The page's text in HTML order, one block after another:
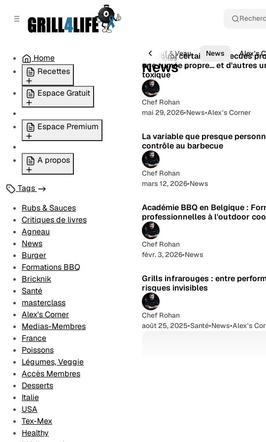
Home
Recettes
Recettes Santé
Porc
Volailles
Poissons
Accompagnements /
Légumes
Pains-patisserie-
Rubs & Sauces
Desserts
Espace Gratuit
S'inscrire Gratuitement
Lexique
Espace Premium
Se connecter
Les Masterclasses
Les Recettes Santé
privées
A propos
Les livres de Chef
Rohan
Presse
Les Formations
Contact
Méthodologie
éditoriale
Tags
Rubs & Sauces
Critiques de livres
Agneau
News
Burger
Formations BBQ
Bricknik
Santé
masterclass
Alex's Corner
Medias-Membres
France
Poissons
Légumes, Veggie
Accès Membres
Desserts
Italie
USA
Tex-Mex
Healthy
Critiques de livres Boeuf & Veau News Alex's
45 articles
News
Pourquoi certains barbecues
une fumée propre… et d'autres
toxique
Chef Rohan
mai 29, 2026•News•Alex's Corner
La variable que presque
contrôle au barbecue
Chef Rohan
mars 12, 2026•News
Académie BBQ en Belgique :
professionnelles à l'outdoor
Chef Rohan
févr. 3, 2026•News
Grills infrarouges : entre
risques invisibles
Chef Rohan
août 25, 2025•Santé•News•Alex's